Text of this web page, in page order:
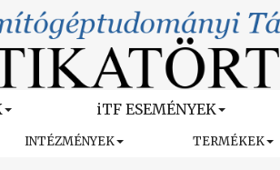
iTF ESEMÉNYEK
INTÉZMÉNYEK TERMÉKEK